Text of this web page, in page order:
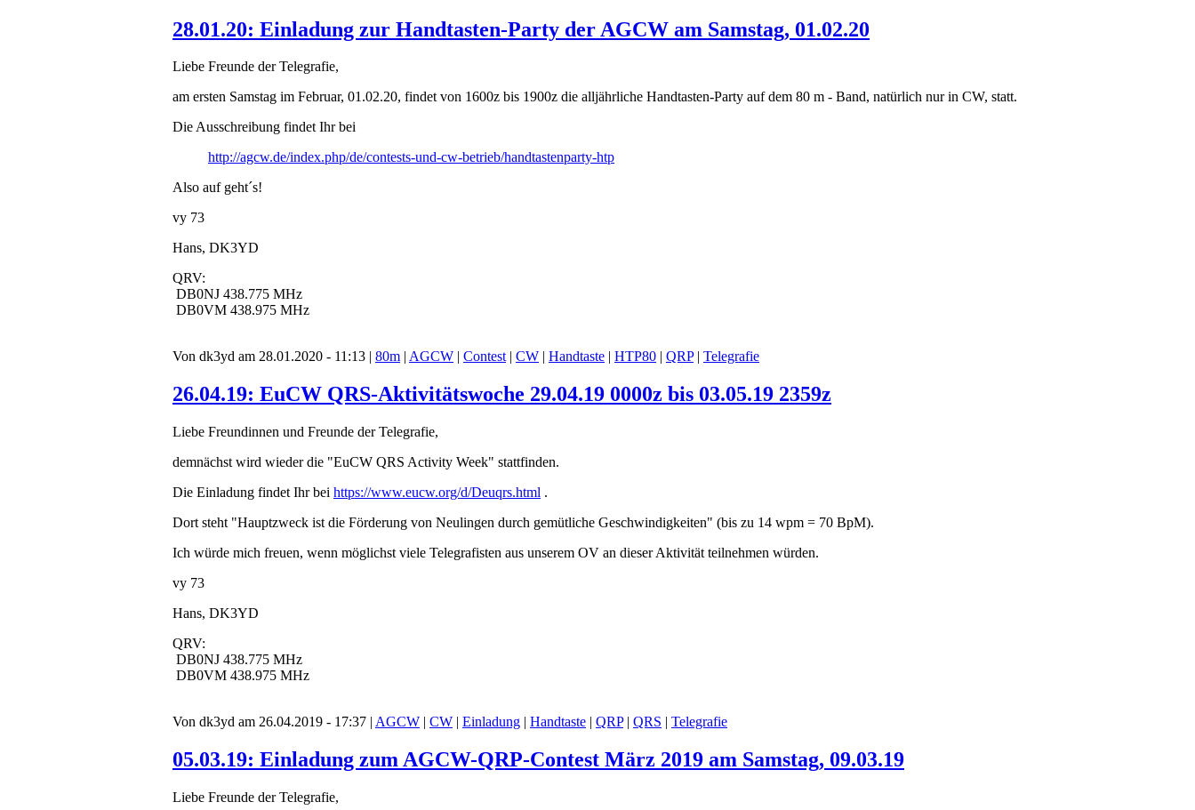
28.01.20: Einladung zur Handtasten-Party der AGCW am Samstag, 01.02.20
Liebe Freunde der Telegrafie,
am ersten Samstag im Februar, 01.02.20, findet von 1600z bis 1900z die alljährliche Handtasten-Party auf dem 80 m - Band, natürlich nur in CW, statt.
Die Ausschreibung findet Ihr bei
http://agcw.de/index.php/de/contests-und-cw-betrieb/handtastenparty-htp
Also auf geht´s!
vy 73
Hans, DK3YD
QRV:
DB0NJ 438.775 MHz
DB0VM 438.975 MHz
Von dk3yd am 28.01.2020 - 11:13 | 80m AGCW Contest| CW Handtaste HTP80 QRP| Telegrafie
26.04.19: EuCW QRS-Aktivitätswoche 29.04.19 0000z bis 03.05.19 2359z
Liebe Freundinnen und Freunde der Telegrafie,
demnächst wird wieder die "EuCW QRS Activity Week" stattfinden.
Die Einladung findet Ihr bei https://www.eucw.org/d/Deuqrs.html .
Dort steht "Hauptzweck ist die Förderung von Neulingen durch gemütliche Geschwindigkeiten" (bis zu 14 wpm = 70 BpM).
Ich würde mich freuen, wenn möglichst viele Telegrafisten aus unserem OV an dieser Aktivität teilnehmen würden.
vy 73
Hans, DK3YD
QRV:
DB0NJ 438.775 MHz
DB0VM 438.975 MHz
Von dk3yd am 26.04.2019 - 17:37 | AGCW | CW | Einladung | Handtaste | QRP| QRS | Telegrafie
05.03.19: Einladung zum AGCW-QRP-Contest März 2019 am Samstag, 09.03.19
Liebe Freunde der Telegrafie,